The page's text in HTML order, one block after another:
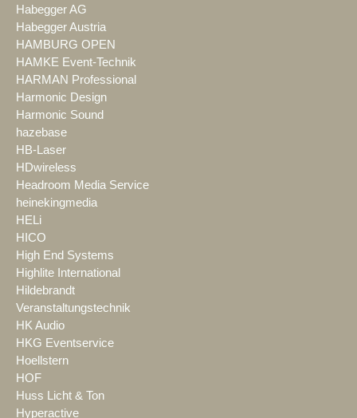
Habegger AG
Habegger Austria
HAMBURG OPEN
HAMKE Event-Technik
HARMAN Professional
Harmonic Design
Harmonic Sound
hazebase
HB-Laser
HDwireless
Headroom Media Service
heinekingmedia
HELi
HICO
High End Systems
Highlite International
Hildebrandt
Veranstaltungstechnik
HK Audio
HKG Eventservice
Hoellstern
HOF
Huss Licht & Ton
Hyperactive